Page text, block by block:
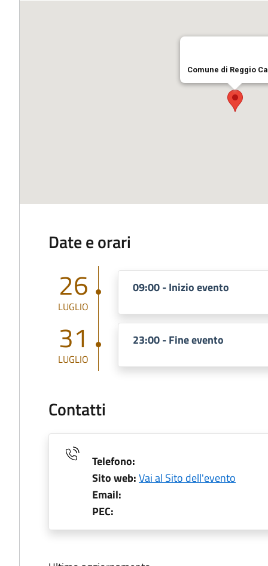
Comune di Reggio
Date e orari
26
LUGLIO
09:00 - Inizio evento
31
LUGLIO
23:00 - Fine evento
Contatti
Telefono:
Sito web:Vai al Sito dell'evento
Email:
PEC: